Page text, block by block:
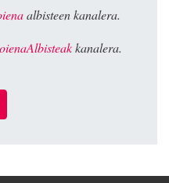
albisteen kanalera.
kanalera.